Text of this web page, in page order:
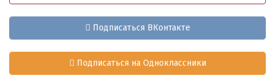
Подписаться ВКонтакте
Подписаться на Одноклассники